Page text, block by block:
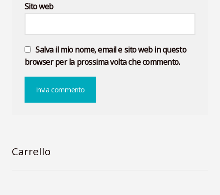
Sito web
Salva il mio nome, email e sito web in questo
browser per la prossima volta che commento.
Carrello